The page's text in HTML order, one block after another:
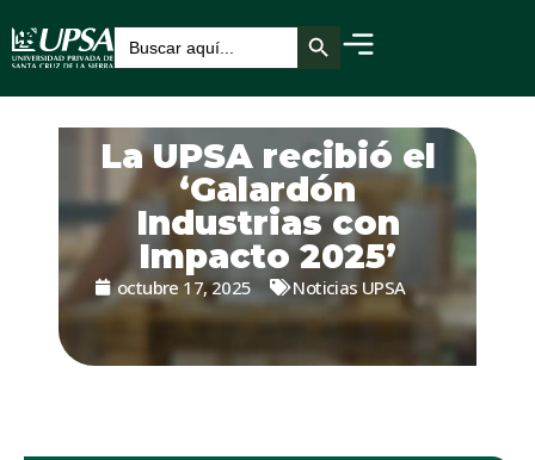
Buscar: Botón de búsqueda
La UPSA recibió el
‘Galardón
Industrias con
Impacto 2025’
octubre 17, 2025 Noticias UPSA